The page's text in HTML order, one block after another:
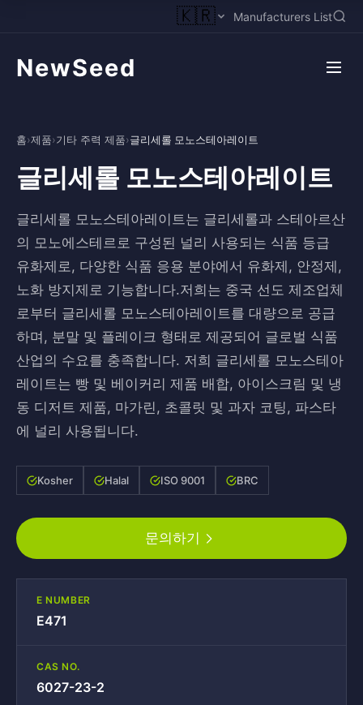
🇰🇷 Manufacturers List
NewSeed
홈›제품›기타 주력 제품›글리세롤 모노스테아레이트
글리세롤 모노스테아레이트
글리세롤 모노스테아레이트는 글리세롤과 스테아르산
의 모노에스테르로 구성된 널리 사용되는 식품 등급
유화제로, 다양한 식품 응용 분야에서 유화제, 안정제,
노화 방지제로 기능합니다.저희는 중국 선도 제조업체
로부터 글리세롤 모노스테아레이트를 대량으로 공급
하며, 분말 및 플레이크 형태로 제공되어 글로벌 식품
산업의 수요를 충족합니다. 저희 글리세롤 모노스테아
레이트는 빵 및 베이커리 제품 배합, 아이스크림 및 냉
동 디저트 제품, 마가린, 초콜릿 및 과자 코팅, 파스타
에 널리 사용됩니다.
Kosher Halal ISO 9001 BRC
문의하기
E NUMBER
E471
CAS NO.
6027-23-2